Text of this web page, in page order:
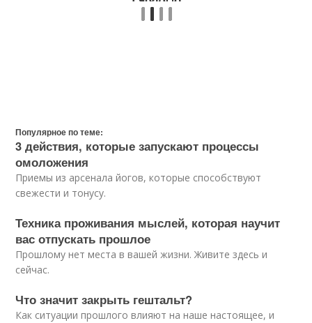
Популярное по теме:
3 действия, которые запускают процессы
омоложения
Приемы из арсенала йогов, которые способствуют
свежести и тонусу.
Техника проживания мыслей, которая научит
вас отпускать прошлое
Прошлому нет места в вашей жизни. Живите здесь и
сейчас.
Что значит закрыть гештальт?
Как ситуации прошлого влияют на наше настоящее, и